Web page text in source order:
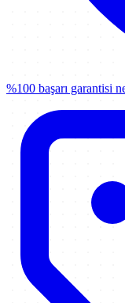
%100 başarı garantisi